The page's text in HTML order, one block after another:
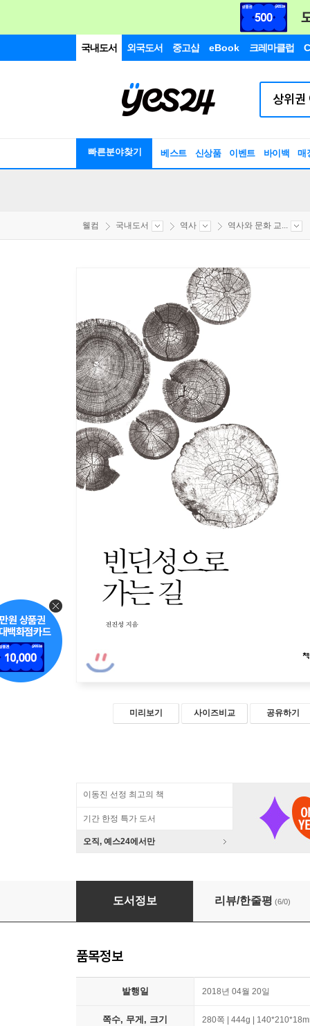
국내도서 외국도서 중고샵 eBook 크레마클럽
빠른분야찾기 베스트 신상품 이벤트 바이백 매
웰컴 국내도서 역사 역사와 문화 교...
미리보기 사이즈비교 공유하기
이동진 선정 최고의 책
기간 한정 특가 도서
오직, 예스24에서만
빈딘성으로 가는 길
도서정보 리뷰/한줄평 (6/0)
품목정보
발행일 2018년 04월 20일
쪽수, 무게, 크기 280쪽 | 444g |